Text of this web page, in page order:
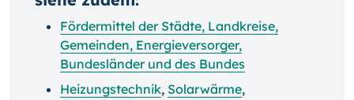
Fördermittel der Städte, Landkreise,
Gemeinden, Energieversorger,
Bundesländer und des Bundes
Heizungstechnik, Solarwärme,